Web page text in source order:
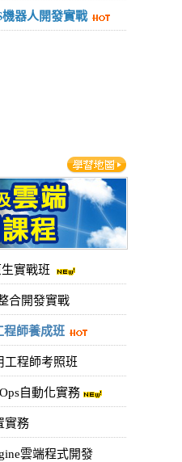
器人開發實戰
實戰班
合開發實戰
程師養成班
工程師考照班
自動化實務
實務
雲端程式開發